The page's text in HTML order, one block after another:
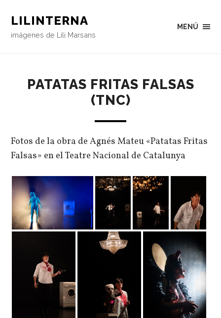
LILINTERNA
imágenes de Lili Marsans
MENÚ
PATATAS FRITAS FALSAS
(TNC)
Fotos de la obra de Agnés Mateu «Patatas Fritas
Falsas» en el Teatre Nacional de Catalunya